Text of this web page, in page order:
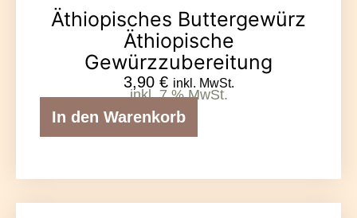
Äthiopisches Buttergewürz
Äthiopische
Gewürzzubereitung
3,90 € inkl. MwSt.
inkl. 7 % MwSt.
In den Warenkorb